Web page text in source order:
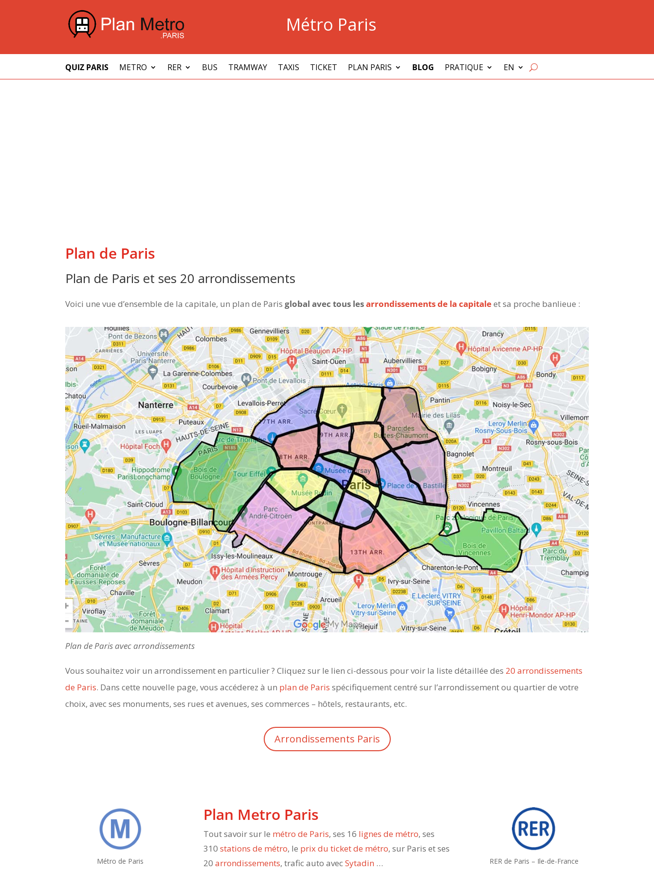
Métro Paris
QUIZ PARIS METRO RER BUS TRAMWAY TAXIS TICKET PLAN PARIS BLOG PRATIQUE EN
Plan de Paris
Plan de Paris et ses 20 arrondissements
Voici une vue d’ensemble de la capitale, un plan de Parisglobal avec tous lesarrondissements de la capitaleet sa proche banlieue :
Plan de Paris avec arrondissements
Vous souhaitez voir un arrondissement en particulier ? Cliquez sur le lien ci-dessous pour voir la liste détaillée des 20 arrondissements
de Paris. Dans cette nouvelle page, vous accéderez à un plan de Paris spécifiquement centré sur l’arrondissement ou quartier de votre
choix, avec ses monuments, ses rues et avenues, ses commerces – hôtels, restaurants, etc.
Arrondissements Paris
Métro de Paris
Plan Metro Paris
Tout savoir sur le métro de Paris, ses 16 lignes de métro, ses
310 stations de métro, le prix du ticket de métro, sur Paris et ses
20 arrondissements, trafic auto avec Sytadin … RER de Paris – Ile-de-France